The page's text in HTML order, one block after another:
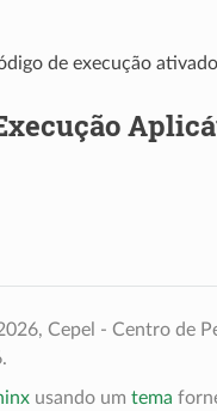
de execução
Cepel - Centro de
usando um tema